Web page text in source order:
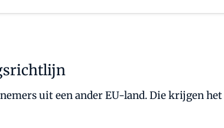
uit een ander EU-land. Die krijgen